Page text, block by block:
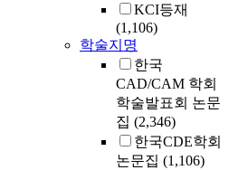
KCI등재
(1,106)
학술지명
한국
CAD/CAM 학회
학술발표회 논문
집 (2,346)
한국CDE학회
논문집 (1,106)